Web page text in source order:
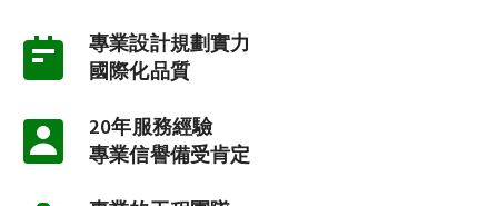
專業設計規劃實力
國際化品質
20年服務經驗
專業信譽備受肯定